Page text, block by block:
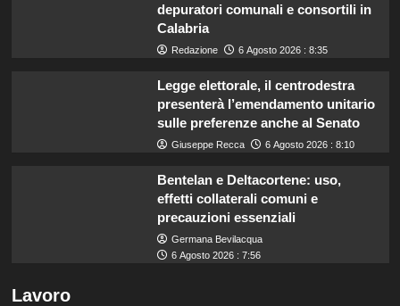
depuratori comunali e consortili in
Calabria
Redazione 6 Agosto 2026 : 8:35
Legge elettorale, il centrodestra
presenterà l’emendamento unitario
sulle preferenze anche al Senato
Giuseppe Recca 6 Agosto 2026 : 8:10
Bentelan e Deltacortene: uso,
effetti collaterali comuni e
precauzioni essenziali
Germana Bevilacqua
6 Agosto 2026 : 7:56
Lavoro